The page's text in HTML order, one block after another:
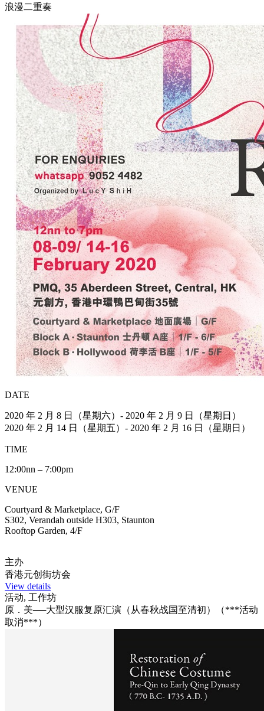
浪漫二重奏
DATE
2020 年 2 月 8 日（星期六）- 2020 年 2 月 9 日（星期日）
2020 年 2 月 14 日（星期五）- 2020 年 2 月 16 日（星期日）
TIME
12:00nn – 7:00pm
VENUE
Courtyard & Marketplace, G/F
S302, Verandah outside H303, Staunton
Rooftop Garden, 4/F
主办
香港元创街坊会
View details
活动, 工作坊
原．美──大型汉服复原汇演（从春秋战国至清初）（***活动
取消***）